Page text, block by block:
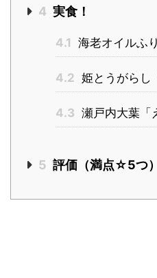
4 実食！
4.1 海老オイルふ
4.2 姫とうがらし
4.3 瀬戸内大葉「
5 評価（満点☆5つ）